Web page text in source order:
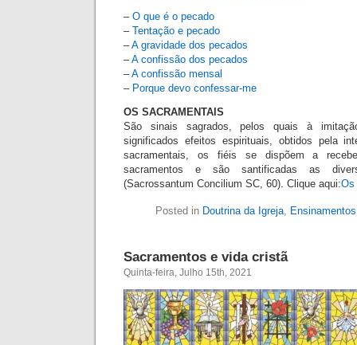
– O que é o pecado
– Tentação e pecado
–A gravidade dos pecados
–A confissão dos pecados
–A confissão mensal
– Porque devo confessar-me
OS SACRAMENTAIS
São sinais sagrados, pelos quais à
significados efeitos espirituais, obtidos pela
sacramentais, os fiéis se dispõem a
sacramentos e são santificadas as
(Sacrossantum Concilium SC, 60). Clique aqui:Os
Posted in Doutrina da Igreja, Ensinamentos
Sacramentos e vida cristã
Quinta-feira, Julho 15th, 2021